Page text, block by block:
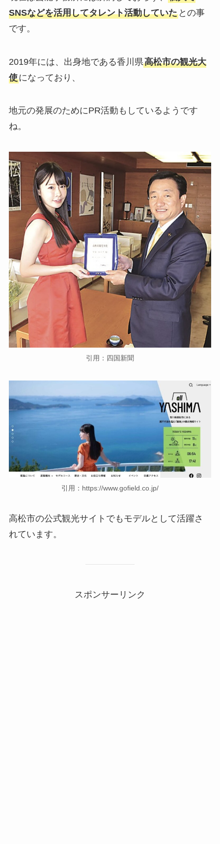
SNSなどを活用してタレント活動していたとの事
です。
2019年には、出身地である香川県高松市の観光大
使になっており、
地元の発展のためにPR活動もしているようです
ね。
引用：四国新聞
引用：https://www.gofield.co.jp/
高松市の公式観光サイトでもモデルとして活躍さ
れています。
スポンサーリンク